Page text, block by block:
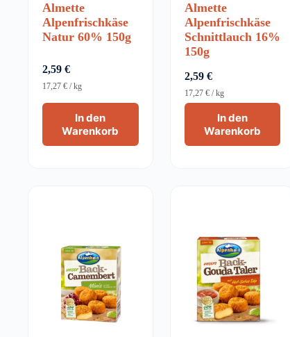
Almette
Alpenfrischkäse
Natur 60% 150g
2,59 €
In den
Warenkorb
17,27 € /kg
Almette
Alpenfrischkäse
Schnittlauch 16%
150g
2,59 €
In den
Warenkorb
17,27 €/kg